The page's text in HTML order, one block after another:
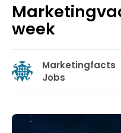
week
Marketingfacts
Jobs